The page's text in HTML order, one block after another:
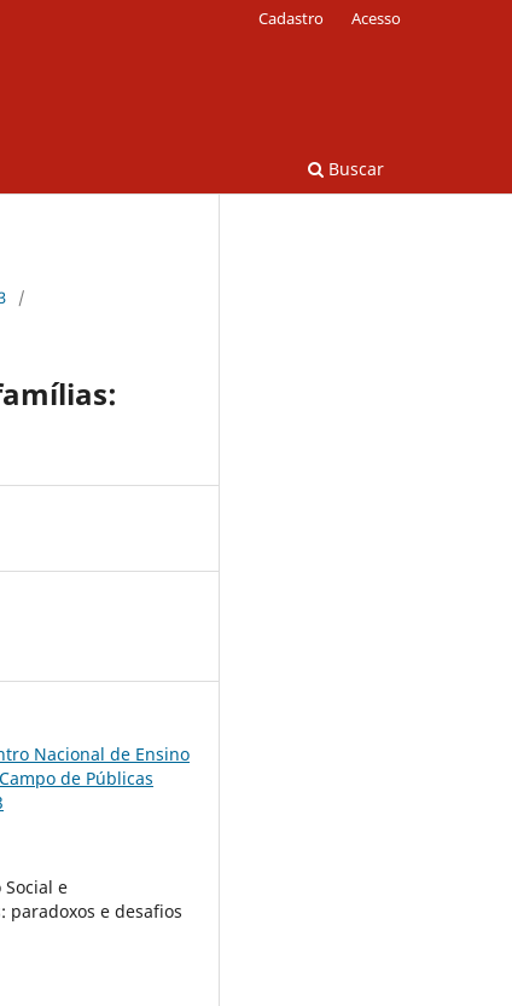
Buscar
Cadastro Acesso
/
Nacional de Ensino
de Públicas
Social e
paradoxos e desafios